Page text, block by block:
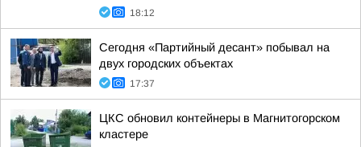
18:12
Сегодня «Партийный десант» побывал на
двух городских объектах
17:37
ЦКС обновил контейнеры в Магнитогорском
кластере